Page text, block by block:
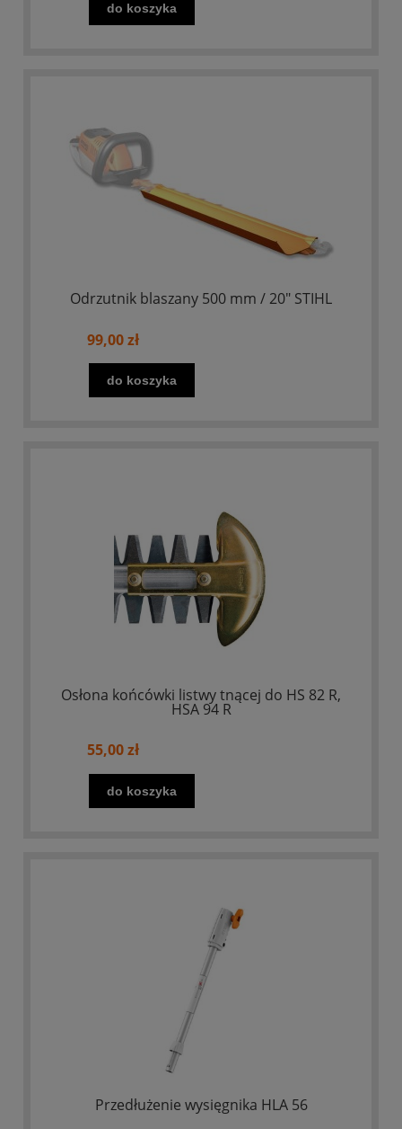
do koszyka
Odrzutnik blaszany 500 mm / 20" STIHL
99,00 zł
do koszyka
Osłona końcówki listwy tnącej do HS 82 R,
HSA 94 R
55,00 zł
do koszyka
Przedłużenie wysięgnika HLA 56